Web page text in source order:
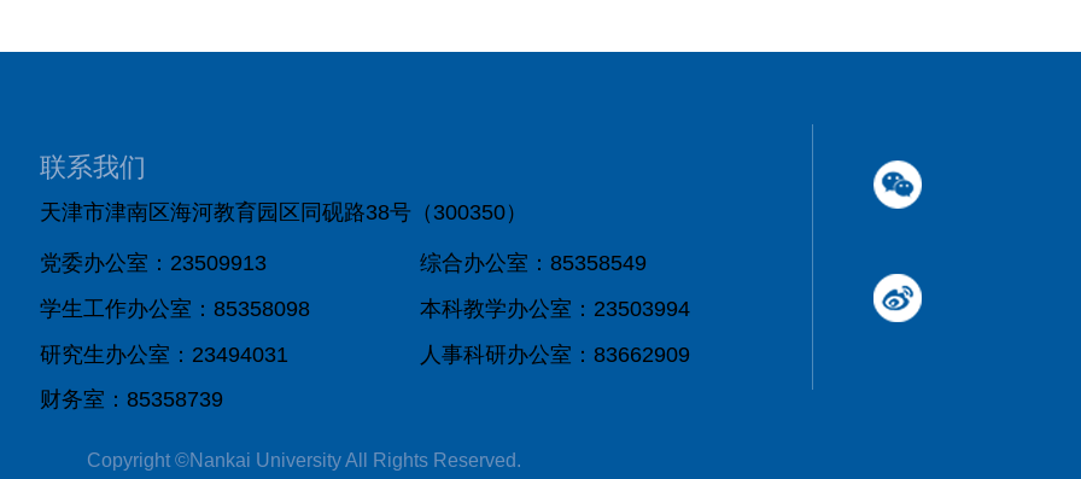
联系我们
天津市津南区海河教育园区同砚路38号（300350）
党委办公室：23509913
综合办公室：85358549
学生工作办公室：85358098
本科教学办公室：23503994
研究生办公室：23494031
人事科研办公室：83662909
财务室：85358739
Copyright ©Nankai University All Rights Reserved.